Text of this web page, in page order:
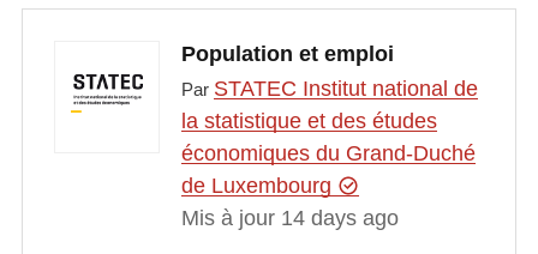
Population et emploi
Par STATEC Institut national de
la statistique et des études
économiques du Grand-Duché
de Luxembourg
Mis à jour 14 days ago